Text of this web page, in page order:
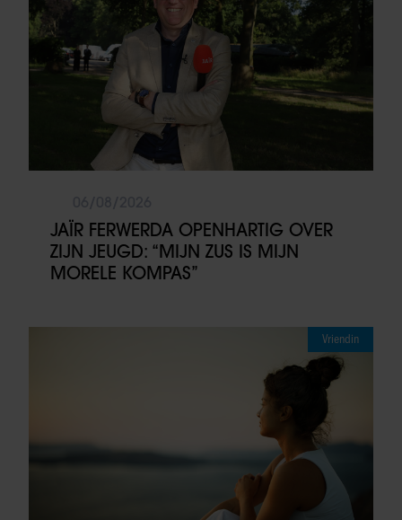
JAÏR FERWERDA OPENHARTIG OVER
ZIJN JEUGD: “MIJN ZUS IS MIJN
MORELE KOMPAS”
Vriendin